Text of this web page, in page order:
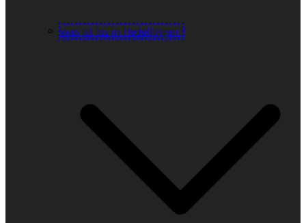
Was ist los in Hedelfingen?